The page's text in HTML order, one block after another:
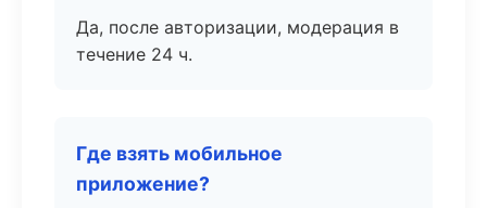
Да, после авторизации, модерация в
течение 24 ч.
Где взять мобильное
приложение?